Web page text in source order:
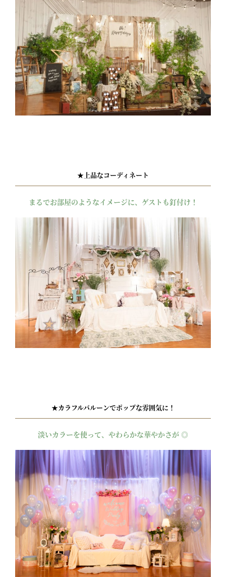
★上品なコーディネート
まるでお部屋のようなイメージに、ゲストも釘付け！
★カラフルバルーンでポップな雰囲気に！
淡いカラーを使って、やわらかな華やかさが ◎